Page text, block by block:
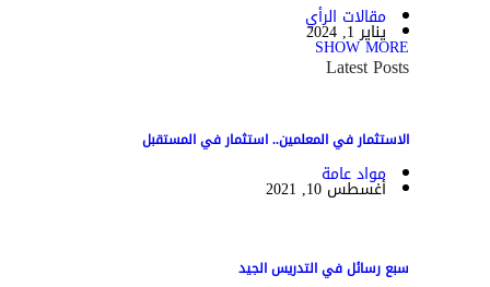
مقالات الرأي
يناير 1, 2024
SHOW MORE
Latest Posts
الاستثمار في المعلمين.. استثمار في المستقبل
مواد عامة
أغسطس 10, 2021
سبع رسائل في التدريس الجيد